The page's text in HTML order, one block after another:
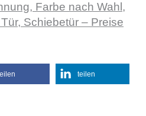
Farbe nach Wahl,
Schiebetür – Preise
teilen